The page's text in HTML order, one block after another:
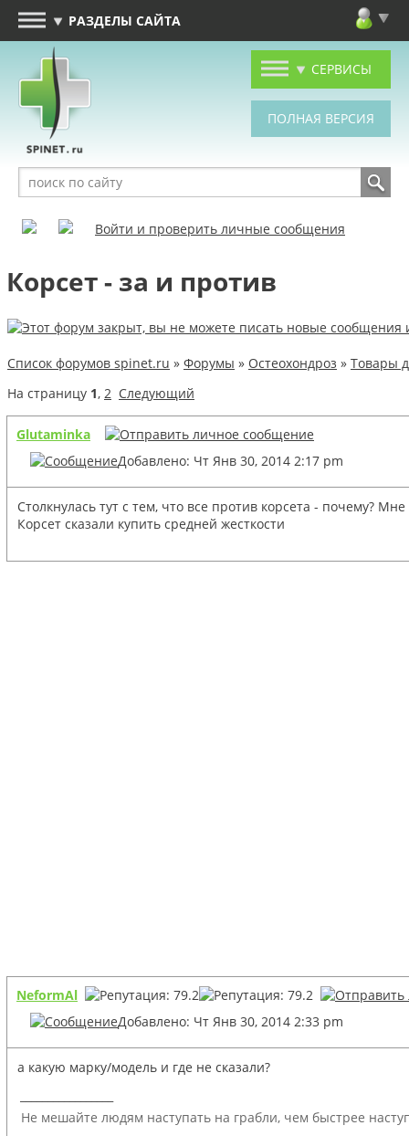
РАЗДЕЛЫ САЙТА
СЕРВИСЫ
Войти и проверить личные сообщения
Корсет - за и против
Список форумов spinet.ru » Форумы » Остеохондроз » Товары
На страницу 1, 2 Следующий
Glutaminka
Добавлено: Чт Янв 30, 2014 2:17 pm
Столкнулась тут с тем, что все против корсета - почему?
Корсет сказали купить средней жесткости
NeformAl
Добавлено: Чт Янв 30, 2014 2:33 pm
а какую марку/модель и где не сказали?
Не мешайте людям наступать на грабли, чем быстрее